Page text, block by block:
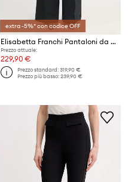
extra -5%* con codice OFF
Elisabetta Franchi Pantaloni da donna
Prezzo attuale:
229,90 €
Prezzo standard:319,90 €
Prezzo più basso:239,90 €